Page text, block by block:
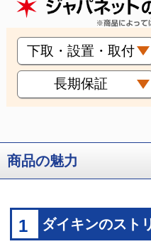
下取・設置・取付
長期保証
商品の魅力
1 ダイキンのスト